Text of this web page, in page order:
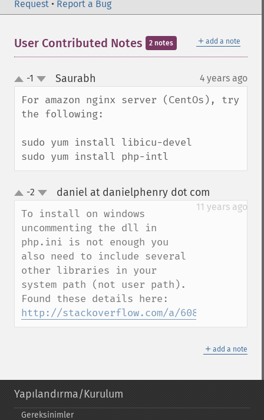
Request • Report a Bug
＋ add a note
User Contributed Notes 2 notes
up
down
-1 Saurabh 4 years ago
For amazon nginx server (CentOs), try
the following:
sudo yum install libicu-devel
sudo yum install php-intl
up
down
-2 daniel at danielphenry dot com
11 years ago
To install on windows
uncommenting the dll in
php.ini is not enough you
also need to include several
other libraries in your
system path (not user path).
http://stackoverflow.com/a/6086991/819883
＋ add a note
Yapılandırma/Kurulum
Gereksinimler